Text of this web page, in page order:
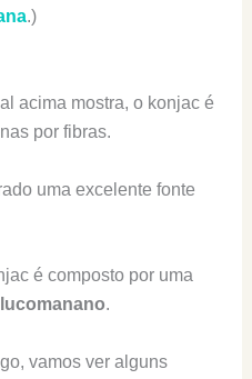
.)
acima mostra, o konjac é
por fibras.
uma excelente fonte
é composto por uma
.
vamos ver alguns